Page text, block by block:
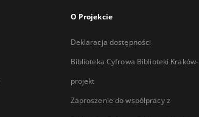
O Projekcie
Deklaracja dostępności
Biblioteka Cyfrowa Biblioteki Kraków-
projekt
Zaproszenie do współpracy z